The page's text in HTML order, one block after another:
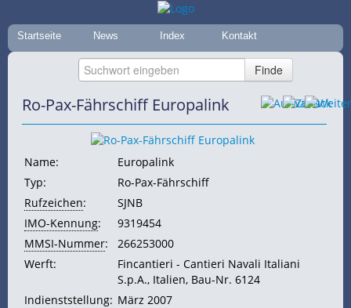
Startseite News Index Kontakt
Ro-Pax-Fährschiff Europalink
Name:
Europalink
Typ:
Ro-Pax-Fährschiff
Rufzeichen:
SJNB
IMO-Kennung:
9319454
MMSI-Nummer:
266253000
Werft:
Fincantieri - Cantieri Navali Italiani
S.p.A., Italien, Bau-Nr. 6124
Indienststellung: März 2007